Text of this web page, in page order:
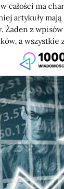
całości ma
artykuły
Żaden z
a wszystkie